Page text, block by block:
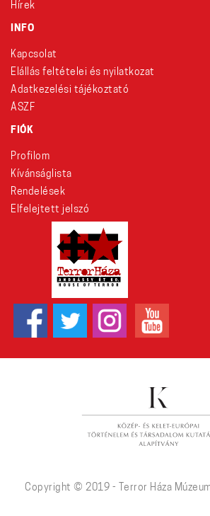
Hírek
INFO
Kapcsolat
Elállás feltételei és nyilatkozat
Adatkezelési tájékoztató
ÁSZF
FIÓK
Profilom
Kívánságlista
Rendelések
Elfelejtett jelszó
Copyright © 2019 - Terror Háza Múzeum